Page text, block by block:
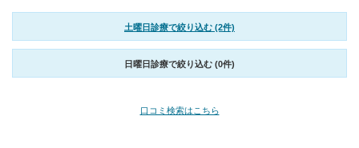
土曜日診療で絞り込む (2件)
日曜日診療で絞り込む (0件)
口コミ検索はこちら